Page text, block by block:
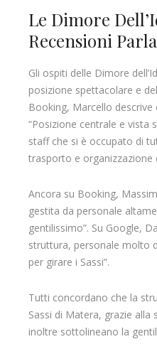
Le Dimore
Recensioni
Gli ospiti delle Dimore
posizione spettacolare e
Booking, Marcello
“Posizione centrale e vista
staff che si è occupato di
trasporto e organizzazione
Ancora su Booking,
gestita da personale
gentilissimo”. Su Google,
struttura, personale molto
per girare i Sassi”.
Tutti concordano che la
Sassi di Matera, grazie alla
inoltre sottolineano la